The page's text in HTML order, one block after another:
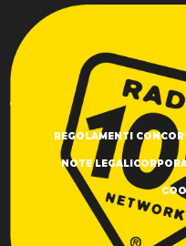
REGOLAMENTI
NOTE LEGALI